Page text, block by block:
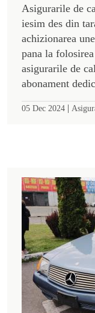
Asigurarile de
iesim des din
achizionarea
pana la
asigurarile de
abonament
05 Dec 2024 |